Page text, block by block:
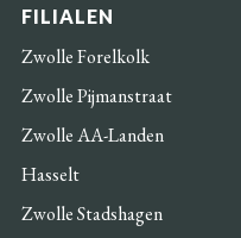
FILIALEN
Zwolle Forelkolk
Zwolle Pijmanstraat
Zwolle AA-Landen
Hasselt
Zwolle Stadshagen